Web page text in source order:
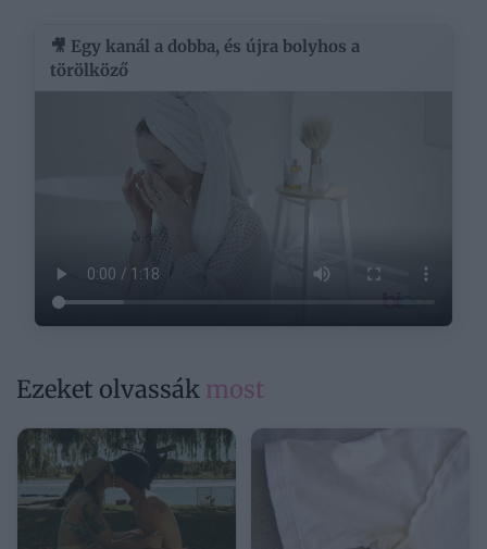
🎥 Egy kanál a dobba, és újra bolyhos a
törölköző
Ezeket olvassák most